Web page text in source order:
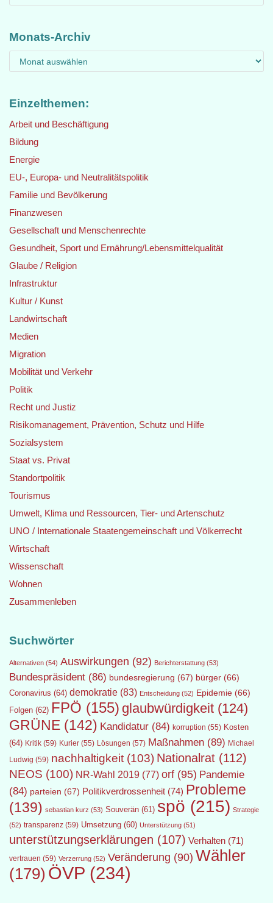
Monats-Archiv
Einzelthemen:
Arbeit und Beschäftigung
Bildung
Energie
EU-, Europa- und Neutralitätspolitik
Familie und Bevölkerung
Finanzwesen
Gesellschaft und Menschenrechte
Gesundheit, Sport und Ernährung/Lebensmittelqualität
Glaube / Religion
Infrastruktur
Kultur / Kunst
Landwirtschaft
Medien
Migration
Mobilität und Verkehr
Politik
Recht und Justiz
Risikomanagement, Prävention, Schutz und Hilfe
Sozialsystem
Staat vs. Privat
Standortpolitik
Tourismus
Umwelt, Klima und Ressourcen, Tier- und Artenschutz
UNO / Internationale Staatengemeinschaft und Völkerrecht
Wirtschaft
Wissenschaft
Wohnen
Zusammenleben
Suchwörter
Alternativen (54) Auswirkungen (92) Berichterstattung (53)
Bundespräsident (86) bundesregierung (67) bürger (66)
Coronavirus (64) demokratie (83) Entscheidung (52) Epidemie (66)
Folgen (62) FPÖ (155) glaubwürdigkeit (124)
GRÜNE (142) Kandidatur (84) korruption (55) Kosten
(64) Kritik (59) Kurier (55) Lösungen (57) Maßnahmen (89) Michael
Ludwig (59) nachhaltigkeit (103) Nationalrat (112)
NEOS (100) NR-Wahl 2019 (77) orf (95) Pandemie
(84) parteien (67) Politikverdrossenheit (74) Probleme
(139) sebastian kurz (53) Souverän (61) spö (215) Strategie
(52) transparenz (59) Umsetzung (60) Unterstützung (51)
unterstützungserklärungen (107) Verhalten (71)
vertrauen (59) Verzerrung (52) Veränderung (90) Wähler
(179) ÖVP (234)